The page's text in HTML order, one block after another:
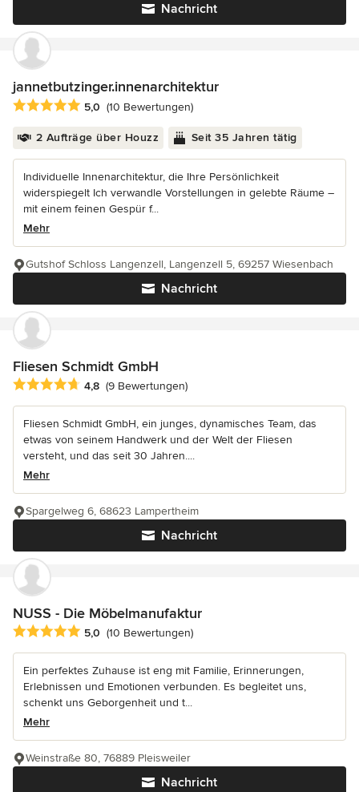
Nachricht
jannetbutzinger.innenarchitektur
Durchschnittliche Bewertung: 5 von 5 Sternen
5,0 (10 Bewertungen)
2 Aufträge über Houzz Seit 35 Jahren tätig
Individuelle Innenarchitektur, die Ihre Persönlichkeit
widerspiegelt Ich verwandle Vorstellungen in gelebte Räume –
mit einem feinen Gespür f...
Mehr
Nachricht
Gutshof Schloss Langenzell, Langenzell 5, 69257 Wiesenbach
Fliesen Schmidt GmbH
Durchschnittliche Bewertung: 4.8 von 5 Sternen
4,8 (9 Bewertungen)
Fliesen Schmidt GmbH, ein junges, dynamisches Team, das
etwas von seinem Handwerk und der Welt der Fliesen
versteht, und das seit 30 Jahren....
Mehr
Nachricht
Spargelweg 6, 68623 Lampertheim
NUSS - Die Möbelmanufaktur
Durchschnittliche Bewertung: 5 von 5 Sternen
5,0 (10 Bewertungen)
Ein perfektes Zuhause ist eng mit Familie, Erinnerungen,
Erlebnissen und Emotionen verbunden. Es begleitet uns,
schenkt uns Geborgenheit und t...
Mehr
Nachricht
Weinstraße 80, 76889 Pleisweiler